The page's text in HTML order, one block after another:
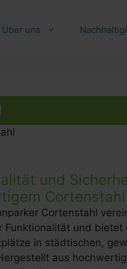
Über uns
und
Cortenstahl
Cortenstahl
Funktionalität und bietet
in städtischen,
aus